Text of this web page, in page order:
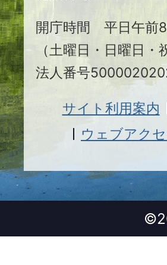
開庁時間 平日午前
（土曜日・日曜日
法人番号
サイト利用案内
ウェブアク